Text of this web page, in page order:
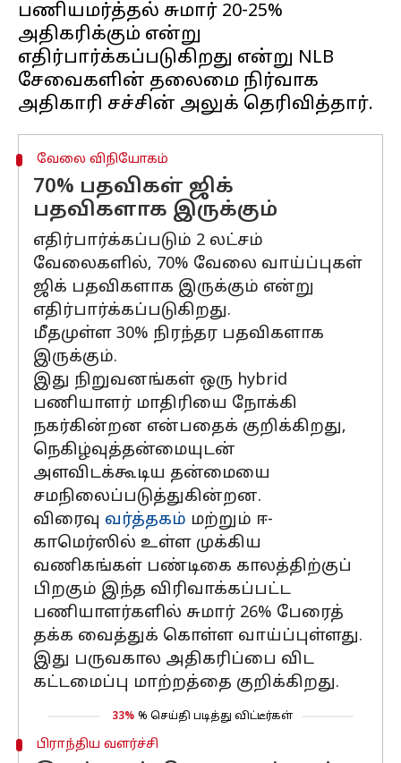
பணியமர்த்தல் சுமார் 20-25%
அதிகரிக்கும் என்று
எதிர்பார்க்கப்படுகிறது என்று NLB
சேவைகளின் தலைமை நிர்வாக
வேலை விநியோகம்
70% பதவிகள் ஜிக்
பதவிகளாக இருக்கும்
எதிர்பார்க்கப்படும் 2 லட்சம்
வேலைகளில், 70% வேலை வாய்ப்புகள்
ஜிக் பதவிகளாக இருக்கும் என்று
எதிர்பார்க்கப்படுகிறது.
மீதமுள்ள 30% நிரந்தர பதவிகளாக
இருக்கும்.
இது நிறுவனங்கள் ஒரு hybrid
பணியாளர் மாதிரியை நோக்கி
நகர்கின்றன என்பதைக் குறிக்கிறது,
நெகிழ்வுத்தன்மையுடன்
அளவிடக்கூடிய தன்மையை
சமநிலைப்படுத்துகின்றன.
விரைவு வர்த்தகம் மற்றும் ஈ-
காமெர்ஸில் உள்ள முக்கிய
வணிகங்கள் பண்டிகை காலத்திற்குப்
பிறகும் இந்த விரிவாக்கப்பட்ட
பணியாளர்களில் சுமார் 26% பேரைத்
தக்க வைத்துக் கொள்ள வாய்ப்புள்ளது.
இது பருவகால அதிகரிப்பை விட
கட்டமைப்பு மாற்றத்தை குறிக்கிறது.
33% % செய்தி படித்து விட்டீர்கள்
பிராந்திய வளர்ச்சி